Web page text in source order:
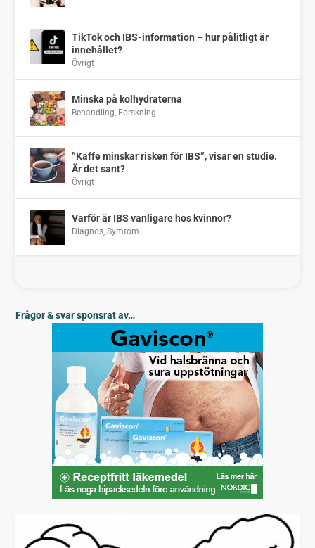
TikTok och IBS-information – hur pålitligt är
innehållet?
Övrigt
Minska på kolhydraterna
Behandling, Forskning
”Kaffe minskar risken för IBS”, visar en studie.
Är det sant?
Övrigt
Varför är IBS vanligare hos kvinnor?
Diagnos,Symtom
Frågor & svar sponsrat av…